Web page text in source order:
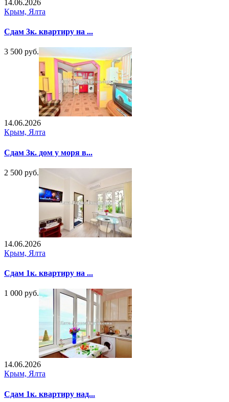
14.06.2026
Крым, Ялта
Сдам 3к. квартиру на ...
3 500 руб.
14.06.2026
Крым, Ялта
Сдам 3к. дом у моря в...
2 500 руб.
14.06.2026
Крым, Ялта
Сдам 1к. квартиру на ...
1 000 руб.
14.06.2026
Крым, Ялта
Сдам 1к. квартиру над...